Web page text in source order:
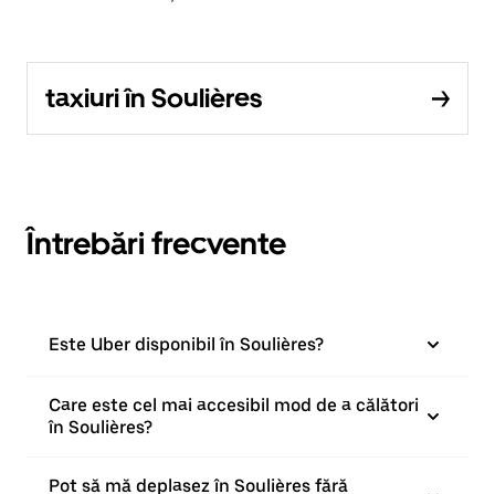
taxiuri în Soulières
Întrebări frecvente
Este Uber disponibil în Soulières?
Care este cel mai accesibil mod de a călători
în Soulières?
Pot să mă deplasez în Soulières fără